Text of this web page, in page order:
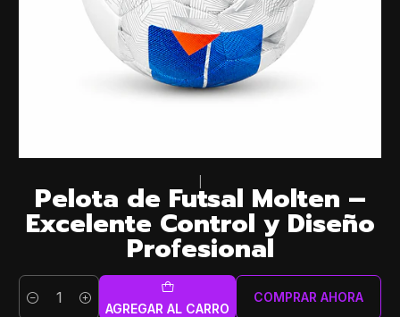
Pelota de Futsal Molten –
Excelente Control y Diseño
Profesional
Cantidad AGREGAR AL CARRO
COMPRAR AHORA